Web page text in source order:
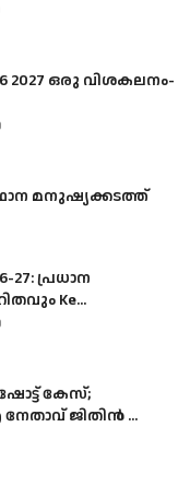
2027 ഒരു വിശകലനം-
മനുഷ്യക്കടത്ത്
27: പ്രധാന
Ke...
കേസ്;
ജിതിൻ ...